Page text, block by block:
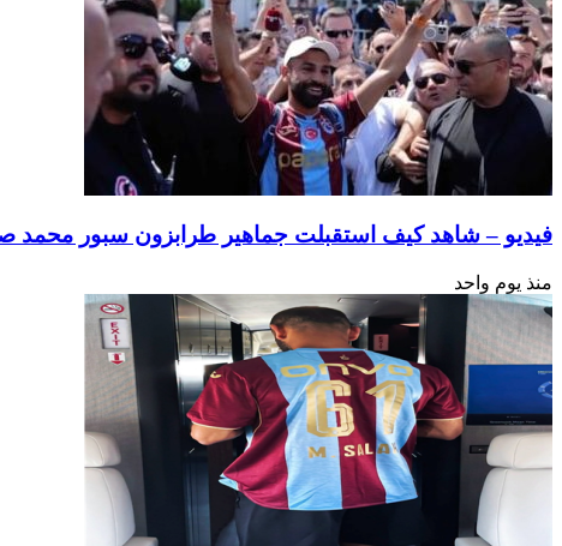
فيديو – شاهد كيف استقبلت جماهير طرابزون سبور محمد
منذ يوم واحد